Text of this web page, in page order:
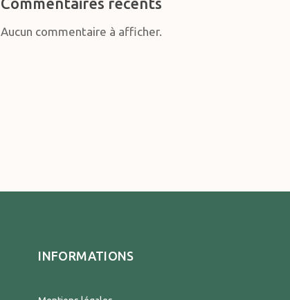
Aucun commentaire à afficher.
INFORMATIONS